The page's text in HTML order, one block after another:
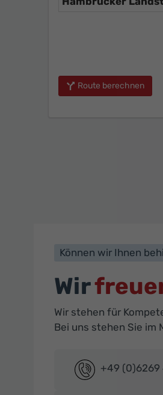
Route berechnen
Können wir Ihnen
Wir
Wir stehen für
Bei uns stehen Sie im
+49 (0)6269